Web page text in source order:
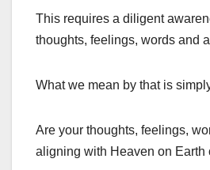
This requires a diligent
thoughts, feelings, words and
What we mean by that is
Are your thoughts, feelings,
aligning with Heaven on Earth